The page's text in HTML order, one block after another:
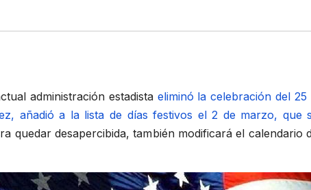
administración estadista eliminó la celebración del
añadió a la lista de días festivos el 2 de marzo, que
quedar desapercibida, también modificará el calendario